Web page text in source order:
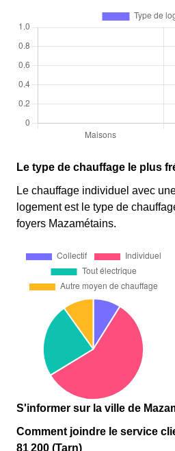
Le type de chauffage le plus
Le chauffage individuel avec
logement est le type de
foyers Mazamétains.
S'informer sur la ville de
Comment joindre le service
81 200 (Tarn)